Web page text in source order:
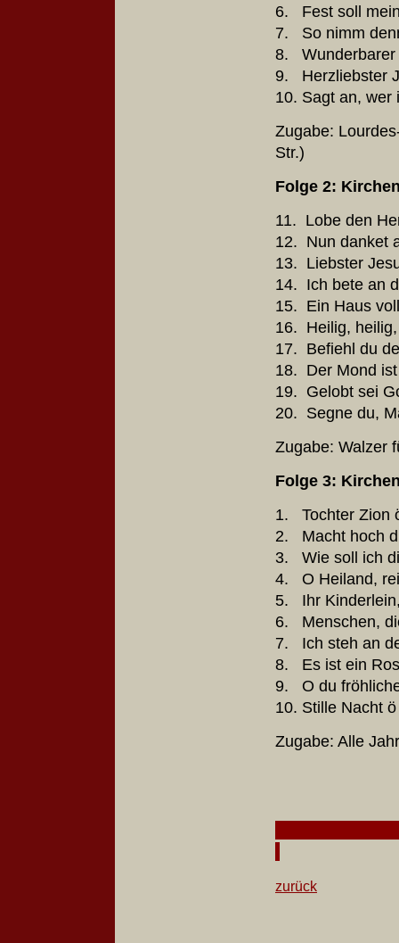
6. Fest soll
7. So nimm
8. Wunderbarer
9. Herzliebster
10. Sagt an, wer
Zugabe:
Str.)
Folge 2:
11. Lobe den
12. Nun danket
13. Liebster
14. Ich bete an
15. Ein Haus
16. Heilig,
17. Befiehl du
18. Der Mond
19. Gelobt sei
20. Segne du,
Zugabe: Walzer
Folge 3:
1. Tochter
2. Macht hoch
3. Wie soll ich
4. O Heiland,
5. Ihr
6. Menschen,
7. Ich steh an
8. Es ist ein
9. O du
10. Stille Nacht
Zugabe: Alle
zurück